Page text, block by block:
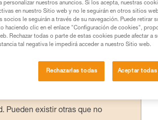
en este consejo antes de
técnica para poder comprender
específico. Confirme a
solo y con total seguridad,
Pueden existir otras que no
nuestros anuncios. Si los acepta, nuestras
en nuestro Sitio web y no le seguirán en otros sitios
le seguirán a través de su navegación. Puede retirar
haciendo clic en el enlace "Configuración de cookies",
Rechazar todas o parte de estas cookies puede afectar a
tal negativa le impedirá acceder a nuestro Sitio web.
Rechazarlas todas Aceptar